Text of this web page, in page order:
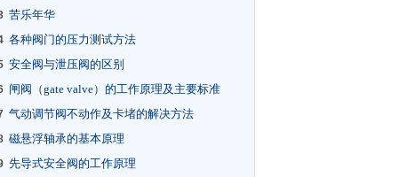
苦乐年华
各种阀门的压力测试方法
安全阀与泄压阀的区别
闸阀（gate valve）的工作原理及主要标准
气动调节阀不动作及卡堵的解决方法
磁悬浮轴承的基本原理
先导式安全阀的工作原理